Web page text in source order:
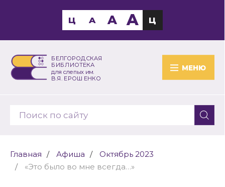
БЕЛГОРОДСКАЯ
БИБЛИОТЕКА
для слепых им.
В.Я. ЕРОШЕНКО
МЕНЮ
Ц A A A Ц
Главная Афиша
Октябрь 2023
«Это было во мне всегда…»